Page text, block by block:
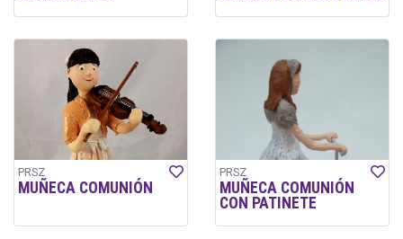
PRSZ
MUÑECA COMUNIÓN
PRSZ
MUÑECA COMUNIÓN
CON PATINETE